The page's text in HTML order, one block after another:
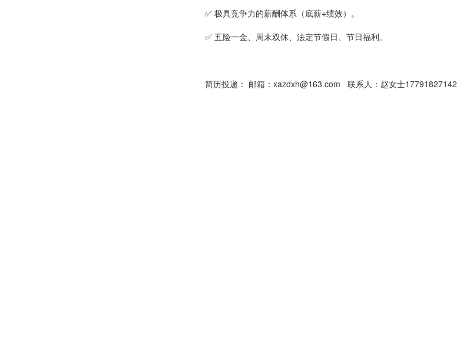
✅ 极具竞争力的薪酬体系（底薪+绩效）。
✅ 五险一金、周末双休、法定节假日、节日福利。
简历投递： 邮箱：xazdxh@163.com 联系人：赵女士17791827142